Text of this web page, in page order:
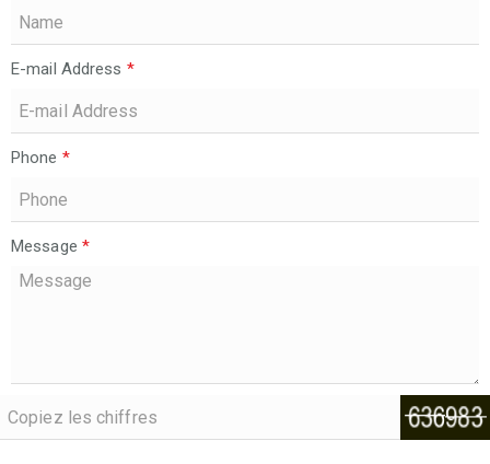
E-mail Address *
Phone *
Message *